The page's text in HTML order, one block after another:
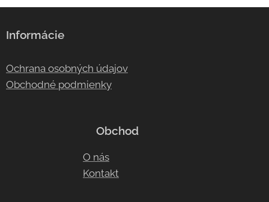
Informácie
Ochrana osobných údajov
Obchodné podmienky
Obchod
O nás
Kontakt